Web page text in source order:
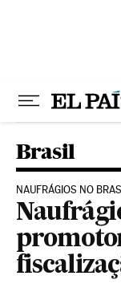
Brasil
NAUFRÁGIOS NO